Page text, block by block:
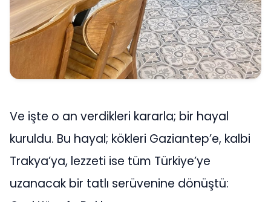
Ve işte o an verdikleri kararla; bir hayal
kuruldu. Bu hayal; kökleri Gaziantep’e, kalbi
Trakya’ya, lezzeti ise tüm Türkiye’ye
uzanacak bir tatlı serüvenine dönüştü: